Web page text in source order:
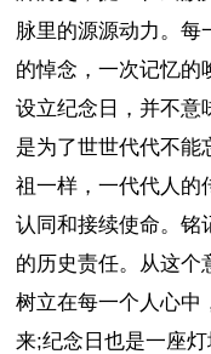
脉里的源源动力。每
的悼念，一次记忆的
设立纪念日，并不意
是为了世世代代不能
祖一样，一代代人的
认同和接续使命。铭
的历史责任。从这个
树立在每一个人心中
来;纪念日也是一座